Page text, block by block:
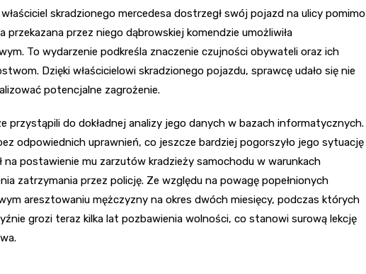
skradzionego mercedesa dostrzegł swój pojazd na ulicy pomimo
przez niego dąbrowskiej komendzie umożliwiła
To wydarzenie podkreśla znaczenie czujności obywateli oraz ich
Dzięki właścicielowi skradzionego pojazdu, sprawcę udało się nie
potencjalne zagrożenie.
przystąpili do dokładnej analizy jego danych w bazach informatycznych.
odpowiednich uprawnień, co jeszcze bardziej pogorszyło jego sytuację
na postawienie mu zarzutów kradzieży samochodu w warunkach
zatrzymania przez policję. Ze względu na powagę popełnionych
aresztowaniu mężczyzny na okres dwóch miesięcy, podczas których
grozi teraz kilka lat pozbawienia wolności, co stanowi surową lekcję